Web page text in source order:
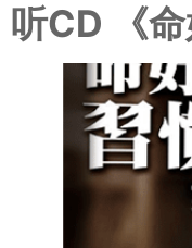
听CD 《命